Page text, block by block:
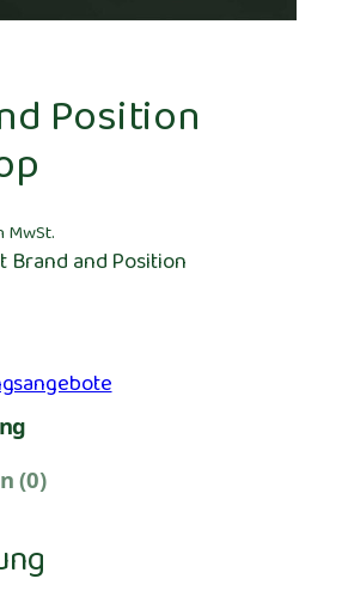
Position
MwSt.
Brand and Position
(0)